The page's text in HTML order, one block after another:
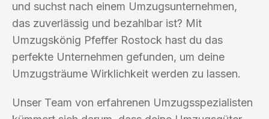
und suchst nach einem Umzugsunternehmen,
das zuverlässig und bezahlbar ist? Mit
Umzugskönig Pfeffer Rostock hast du das
perfekte Unternehmen gefunden, um deine
Umzugsträume Wirklichkeit werden zu lassen.
Unser Team von erfahrenen Umzugsspezialisten